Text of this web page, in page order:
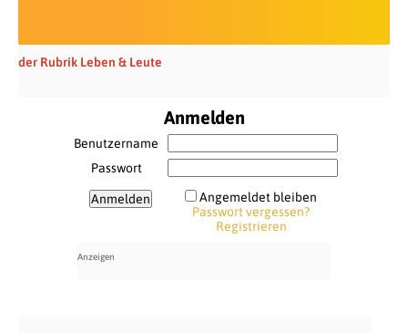
der Rubrik Leben & Leute
Anmelden
Benutzername
Passwort
Angemeldet bleiben
Passwort vergessen?
Registrieren